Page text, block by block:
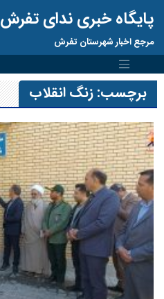
پایگاه خبری ندای تفرش
مرجع اخبار شهرستان تفرش
برچسب:زنگ انقلاب